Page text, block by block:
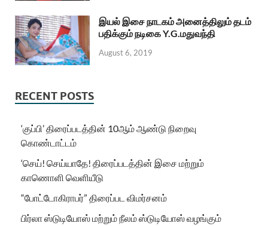
இயல் இசை நாடகம் அனைத்திலும் தடம்
பதிக்கும் நடிகை Y.G.மதுவந்தி
August 6, 2019
RECENT POSTS
‘குப்பி’ திரைப்படத்தின் 10ஆம் ஆண்டு நிறைவு
கொண்டாட்டம்
‘செய்! செய்யாதே! திரைப்படத்தின் இசை மற்றும்
காணொளி வெளியீடு
“போட்டோகிராபர்” திரைப்பட விமர்சனம்
பிர்லா ஸ்டுடியோஸ் மற்றும் நீலம் ஸ்டுடியோஸ் வழங்கும்